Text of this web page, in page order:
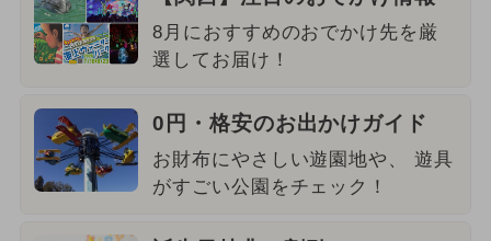
8月におすすめのおでかけ先を厳
選してお届け！
0円・格安のお出かけガイド
お財布にやさしい遊園地や、 遊具
がすごい公園をチェック！